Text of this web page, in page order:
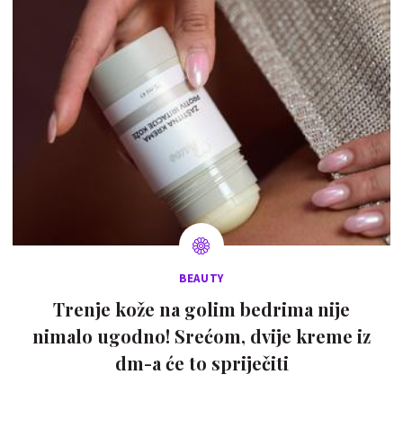
BEAUTY
Trenje kože na golim bedrima nije
nimalo ugodno! Srećom, dvije kreme iz
dm-a će to spriječiti